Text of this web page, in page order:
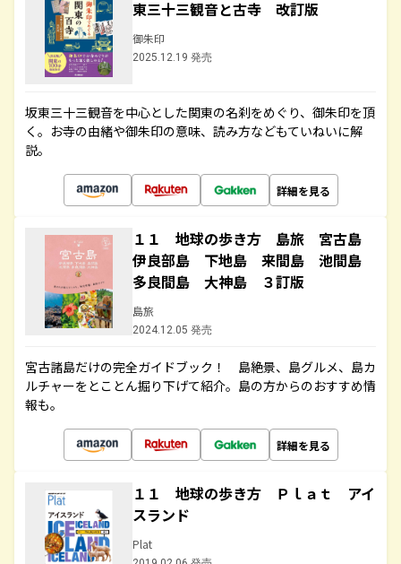
東三十三観音と古寺 改訂版
御朱印
2025.12.19 発売
坂東三十三観音を中心とした関東の名刹をめぐり、御朱印を頂
く。お寺の由緒や御朱印の意味、読み方などもていねいに解
説。
詳細を見る
１１ 地球の歩き方 島旅 宮古島
伊良部島 下地島 来間島 池間島
多良間島 大神島 ３訂版
島旅
2024.12.05 発売
宮古諸島だけの完全ガイドブック！ 島絶景、島グルメ、島カ
ルチャーをとことん掘り下げて紹介。島の方からのおすすめ情
報も。
詳細を見る
１１ 地球の歩き方 Ｐｌａｔ アイ
スランド
Plat